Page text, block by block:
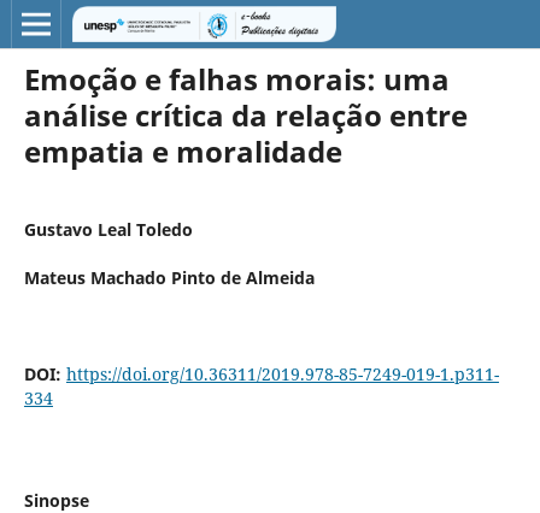
Emoção e falhas morais: uma
análise crítica da relação entre
empatia e moralidade
Gustavo Leal Toledo
Mateus Machado Pinto de Almeida
DOI: https://doi.org/10.36311/2019.978-85-7249-019-1.p311-
334
Sinopse